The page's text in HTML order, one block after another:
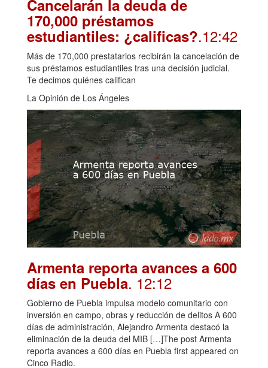
Cancelarán la deuda de
170,000 préstamos
estudiantiles: ¿calificas?.12:42
Más de 170,000 prestatarios recibirán la cancelación de
sus préstamos estudiantiles tras una decisión judicial.
Te decimos quiénes califican
La Opinión de Los Ángeles
Armenta reporta avances a 600
días en Puebla. 12:12
Gobierno de Puebla impulsa modelo comunitario con
inversión en campo, obras y reducción de delitos A 600
días de administración, Alejandro Armenta destacó la
eliminación de la deuda del MIB […]The post Armenta
reporta avances a 600 días en Puebla first appeared on
Cinco Radio.